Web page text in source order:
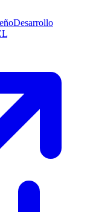
Desarrollo